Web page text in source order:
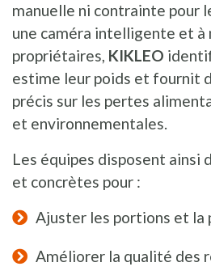
manuelle ni contrainte pour
une caméra intelligente et à
propriétaires, KIKLEO
estime leur poids et fournit
précis sur les pertes
et environnementales.
Les équipes disposent ainsi
et concrètes pour :
Ajuster les portions et la
Améliorer la qualité des